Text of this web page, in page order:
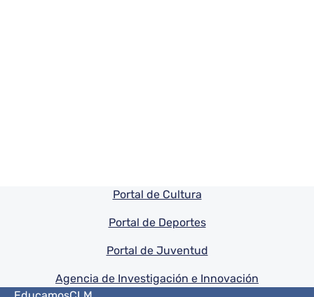
Pie de pagina información
Portal de Cultura
Portal de Deportes
Portal de Juventud
Agencia de Investigación e Innovación